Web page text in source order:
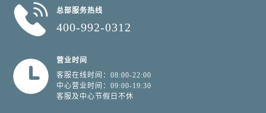
总部服务热线
400-992-0312
营业时间
客服在线时间：08:00-22:00
中心营业时间：09:00-19:30
客服及中心节假日不休